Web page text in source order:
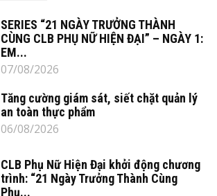
SERIES “21 NGÀY TRƯỞNG THÀNH
CÙNG CLB PHỤ NỮ HIỆN ĐẠI” – NGÀY 1:
EM...
07/08/2026
Tăng cường giám sát, siết chặt quản lý
an toàn thực phẩm
06/08/2026
CLB Phụ Nữ Hiện Đại khởi động chương
trình: “21 Ngày Trưởng Thành Cùng
Phụ...